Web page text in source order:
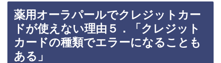
薬用オーラパールでクレジットカー
ドが使えない理由５．「クレジット
カードの種類でエラーになることも
ある」